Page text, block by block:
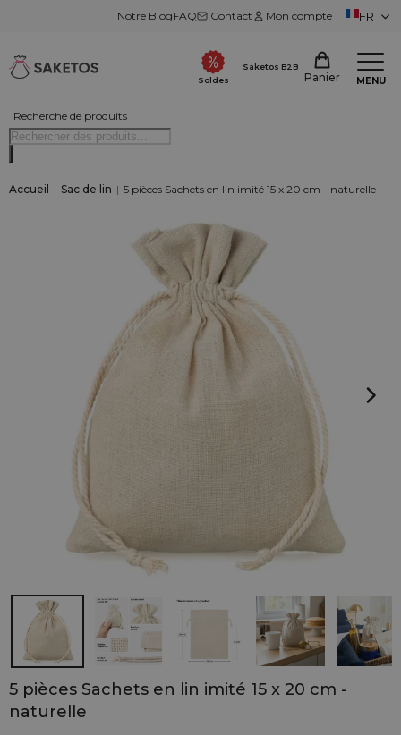
Notre BlogFAQ Contact Mon compte FR
Recherche de produits
Soldes
Saketos B2B
Panier MENU
Accueil | Sac de lin | 5 pièces Sachets en lin imité 15 x 20 cm - naturelle
5 pièces Sachets en lin imité 15 x 20 cm -
naturelle